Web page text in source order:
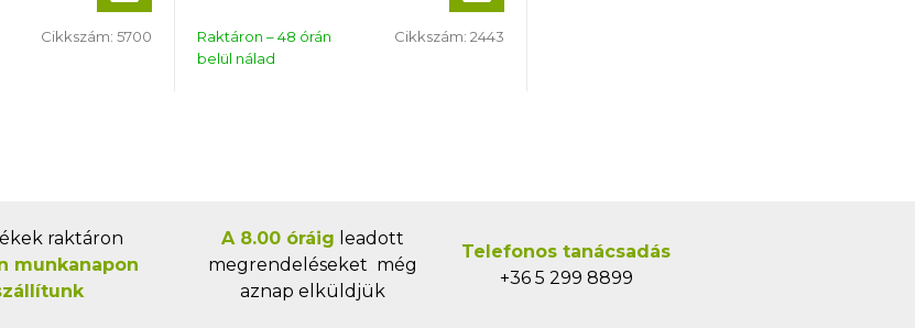
Cikkszám: 5700
Raktáron – 48 órán
belül nálad
Cikkszám: 2443
raktáron
munkanapon
A 8.00 óráig leadott
megrendeléseket még
aznap elküldjük
Telefonos tanácsadás
+36 5 299 8899